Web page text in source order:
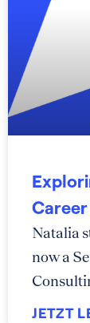
Natalia
now a
JETZT